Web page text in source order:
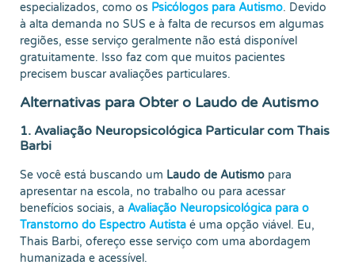
especializados, como os Psicólogos para Autismo. Devido
à alta demanda no SUS e à falta de recursos em algumas
regiões, esse serviço geralmente não está disponível
gratuitamente. Isso faz com que muitos pacientes
precisem buscar avaliações particulares.
Alternativas para Obter o Laudo de Autismo
1. Avaliação Neuropsicológica Particular com Thais
Barbi
Se você está buscando um Laudo de Autismo para
apresentar na escola, no trabalho ou para acessar
benefícios sociais, a Avaliação Neuropsicológica para o
Transtorno do Espectro Autista é uma opção viável. Eu,
Thais Barbi, ofereço esse serviço com uma abordagem
humanizada e acessível.